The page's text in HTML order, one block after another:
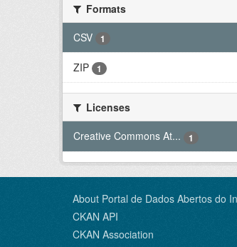
Formats
CSV
1
ZIP 1
Licenses
Creative Commons At...
1
About Portal de Dados Abertos do
CKAN API
CKAN Association